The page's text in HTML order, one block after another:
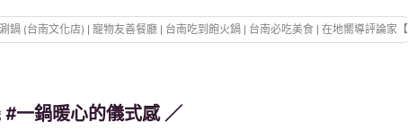
鍋 (台南文化店) | 寵物友善餐廳 | 台南吃到飽火鍋 | 台南必吃美食 | 在地嚮導評論家【
一鍋暖心的儀式感 ／